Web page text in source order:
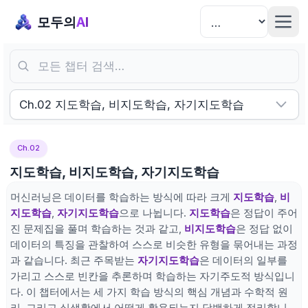
모두의AI
모든 챕터 검색…
Ch.02 지도학습, 비지도학습, 자기지도학습
Ch.02
지도학습, 비지도학습, 자기지도학습
머신러닝은 데이터를 학습하는 방식에 따라 크게 지도학습, 비
지도학습, 자기지도학습으로 나뉩니다. 지도학습은 정답이 주어
진 문제집을 풀며 학습하는 것과 같고, 비지도학습은 정답 없이
데이터의 특징을 관찰하여 스스로 비슷한 유형을 묶어내는 과정
과 같습니다. 최근 주목받는 자기지도학습은 데이터의 일부를
가리고 스스로 빈칸을 추론하며 학습하는 자기주도적 방식입니
다. 이 챕터에서는 세 가지 학습 방식의 핵심 개념과 수학적 원